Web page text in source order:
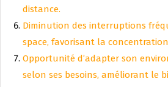
distance.
Diminution des interruptions
space, favorisant la
Opportunité d’adapter son
selon ses besoins, améliorant le